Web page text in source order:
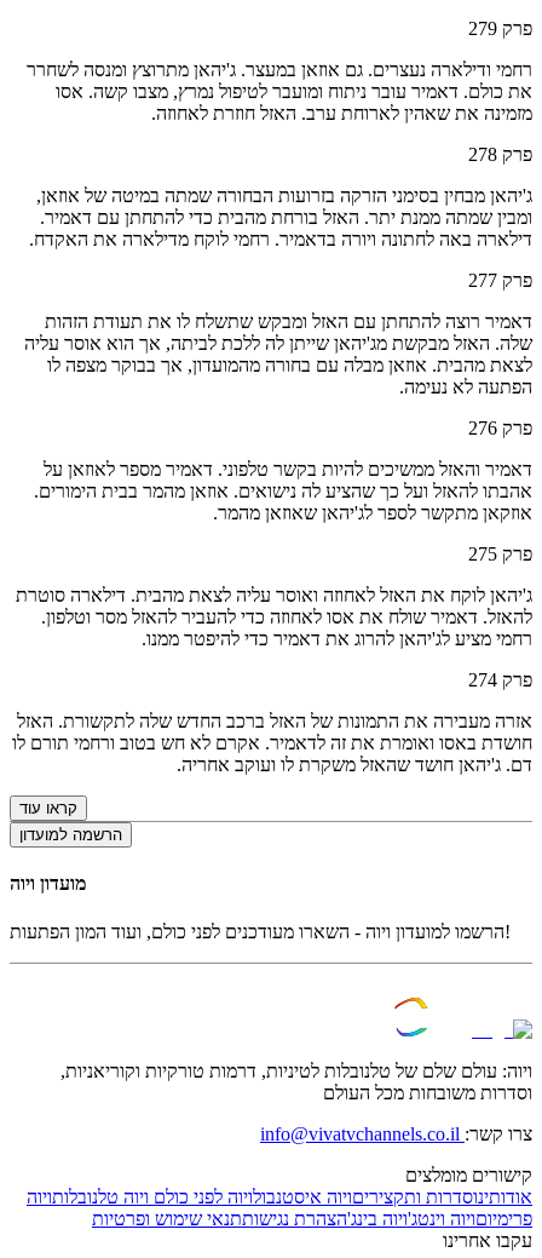
פרק 279
רחמי ודילארה נעצרים. גם אוזאן במעצר. ג'יהאן מתרוצץ ומנסה לשחרר
את כולם. דאמיר עובר ניתוח ומועבר לטיפול נמרץ, מצבו קשה. אסו
מזמינה את שאהין לארוחת ערב. האזל חוזרת לאחוזה.
פרק 278
ג'יהאן מבחין בסימני הזרקה בזרועות הבחורה שמתה במיטה של אוזאן,
ומבין שמתה ממנת יתר. האזל בורחת מהבית כדי להתחתן עם דאמיר.
דילארה באה לחתונה ויורה בדאמיר. רחמי לוקח מדילארה את האקדח.
פרק 277
דאמיר רוצה להתחתן עם האזל ומבקש שתשלח לו את תעודת הזהות
שלה. האזל מבקשת מג'יהאן שייתן לה ללכת לביתה, אך הוא אוסר עליה
לצאת מהבית. אוזאן מבלה עם בחורה מהמועדון, אך בבוקר מצפה לו
הפתעה לא נעימה.
פרק 276
דאמיר והאזל ממשיכים להיות בקשר טלפוני. דאמיר מספר לאוזאן על
אהבתו להאזל ועל כך שהציע לה נישואים. אוזאן מהמר בבית הימורים.
אוזקאן מתקשר לספר לג'יהאן שאוזאן מהמר.
פרק 275
ג'יהאן לוקח את האזל לאחוזה ואוסר עליה לצאת מהבית. דילארה סוטרת
להאזל. דאמיר שולח את אסו לאחוזה כדי להעביר להאזל מסר וטלפון.
רחמי מציע לג'יהאן להרוג את דאמיר כדי להיפטר ממנו.
פרק 274
אזרה מעבירה את התמונות של האזל ברכב החדש שלה לתקשורת. האזל
חושדת באסו ואומרת את זה לדאמיר. אקרם לא חש בטוב ורחמי תורם לו
דם. ג'יהאן חושד שהאזל משקרת לו ועוקב אחריה.
קראו עוד
הרשמה למועדון
מועדון ויוה
הרשמו למועדון ויוה - השארו מעודכנים לפני כולם, ועוד המון הפתעות!
ויוה: עולם שלם של טלנובלות לטיניות, דרמות טורקיות וקוריאניות,
וסדרות משובחות מכל העולם
צרו קשר:
קישורים מומלצים
אודותינוסדרות ותקציריםויוה איסטנבולויוה לפני כולם ויוה טלנובלותויוה
פרימיוםויוה וינטג'ויוה בינג'הצהרת נגישותתנאי שימוש ופרטיות
עקבו אחרינו